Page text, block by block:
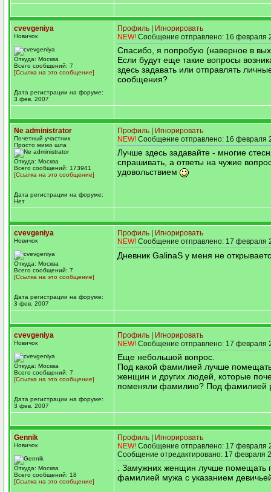
cvevgeniya
Новичок
Откуда: Москва
Всего сообщений: 7
[Ссылка на это сообщение]
Дата регистрации на форуме:
3 фев. 2007
Профиль
Игнорировать
NEW! Сообщение отправлено: 16 февраля
Спасибо, я попробую (наверное в
Если будут еще такие вопросы
здесь задавать или отправлять
сообщения?
Ne administrator
Почетный участник
Просто мимо шла
Откуда: Москва
Всего сообщений: 173941
[Ссылка на это сообщение]
Дата регистрации на форуме:
Нет
Профиль
Игнорировать
NEW! Сообщение отправлено: 16 февраля
Лучше здесь задавайте - многие
спрашивать, а ответы на чужие
удовольствием
cvevgeniya
Новичок
Откуда: Москва
Всего сообщений: 7
[Ссылка на это сообщение]
Дата регистрации на форуме:
3 фев. 2007
Профиль
Игнорировать
NEW! Сообщение отправлено: 17 февраля
Дневник GalinaS у меня не
cvevgeniya
Новичок
Откуда: Москва
Всего сообщений: 7
[Ссылка на это сообщение]
Дата регистрации на форуме:
3 фев. 2007
Профиль
Игнорировать
NEW! Сообщение отправлено: 17 февраля
Еще небольшой вопрос.
Под какой фамилией лучше
женщин и других людей, которые
поменяли фамилию? Под фамилией
Gennik
Новичок
Откуда: Москва
Всего сообщений: 18
[Ссылка на это сообщение]
Профиль
Игнорировать
NEW! Сообщение отправлено: 17 февраля
Сообщение отредактировано: 17 февраля
. Замужних женщин лучше помещать
фамилией мужа с указанием